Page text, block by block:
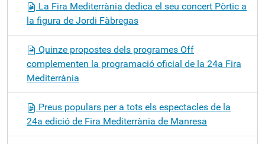
La Fira Mediterrània dedica el seu concert Pòrtic a
la figura de Jordi Fàbregas
Quinze propostes dels programes Off
complementen la programació oficial de la 24a Fira
Mediterrània
Preus populars per a tots els espectacles de la
24a edició de Fira Mediterrània de Manresa